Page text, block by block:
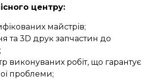
центру:
майстрів;
та 3D друк запчастин до
виконуваних робіт, що гарантує
проблеми;